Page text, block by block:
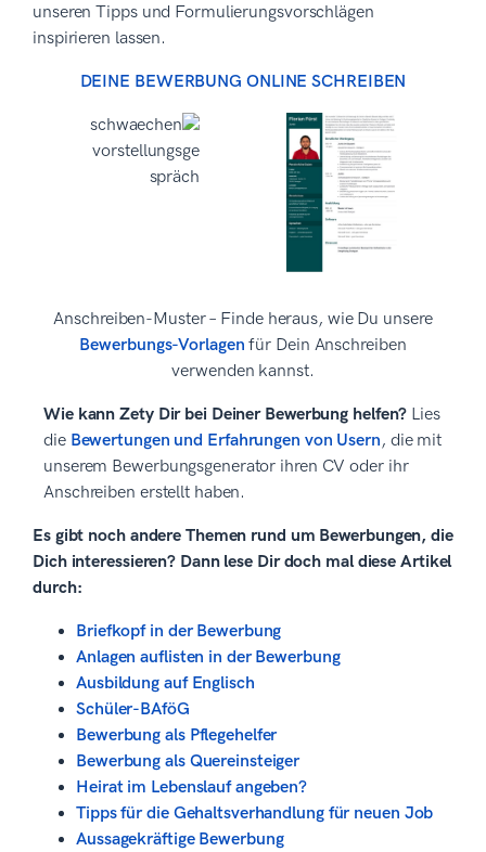
unseren Tipps und Formulierungsvorschlägen
inspirieren lassen.
DEINE BEWERBUNG ONLINE SCHREIBEN
Anschreiben-Muster – Finde heraus, wie Du unsere
Bewerbungs-Vorlagen für Dein Anschreiben
verwenden kannst.
Wie kann Zety Dir bei Deiner Bewerbung helfen? Lies
die Bewertungen und Erfahrungen von Usern, die mit
unserem Bewerbungsgenerator ihren CV oder ihr
Anschreiben erstellt haben.
Es gibt noch andere Themen rund um Bewerbungen, die
Dich interessieren? Dann lese Dir doch mal diese Artikel
durch:
Briefkopf in der Bewerbung
Anlagen auflisten in der Bewerbung
Ausbildung auf Englisch
Schüler-BAföG
Bewerbung als Pflegehelfer
Bewerbung als Quereinsteiger
Heirat im Lebenslauf angeben?
Tipps für die Gehaltsverhandlung für neuen Job
Aussagekräftige Bewerbung